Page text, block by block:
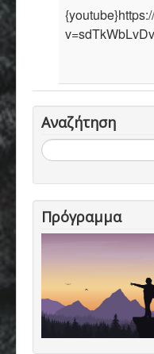
Αναζήτηση
Αναζήτηση...
Πρόγραμμα